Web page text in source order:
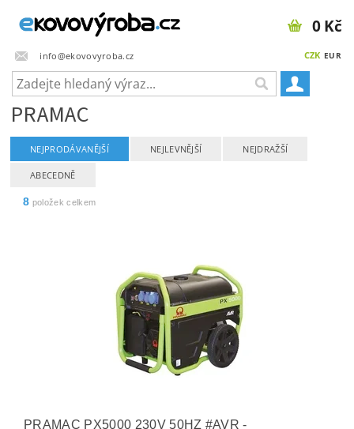
info@ekovovyroba.cz CZK EUR
0 Kč
PRAMAC
NEJPRODÁVANĚJŠÍ NEJLEVNĚJŠÍ NEJDRAŽŠÍ
ABECEDNĚ
8 položek celkem
PRAMAC PX5000 230V 50HZ #AVR -